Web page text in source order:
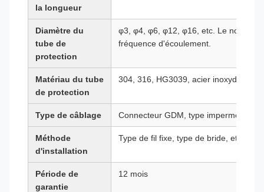
la longueur
Diamètre du
tube de
protection
φ3, φ4, φ6, φ12, φ16, etc. Le nombre
fréquence d'écoulement.
Matériau du tube
de protection
304, 316, HG3039, acier inoxydable
Type de câblage Connecteur GDM, type imperméable
Méthode
d'installation
Type de fil fixe, type de bride, etc.
Période de
garantie
12 mois